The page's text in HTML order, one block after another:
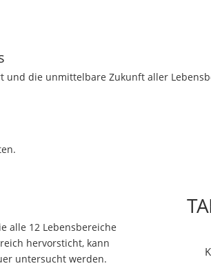
und die unmittelbare Zukunft aller
alle 12 Lebensbereiche
hervorsticht, kann
untersucht werden.